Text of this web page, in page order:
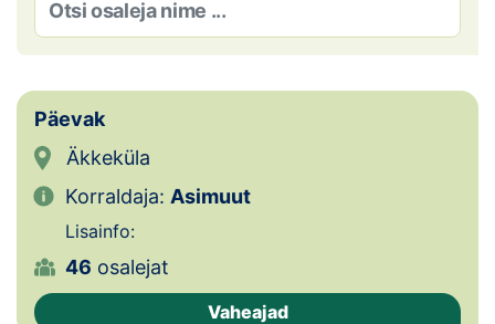
Kontakt
EOL
Galerii
Kalender
Päevak
Äkkeküla
Korraldaja: Asimuut
Lisainfo:
46 osalejat
Vaheajad